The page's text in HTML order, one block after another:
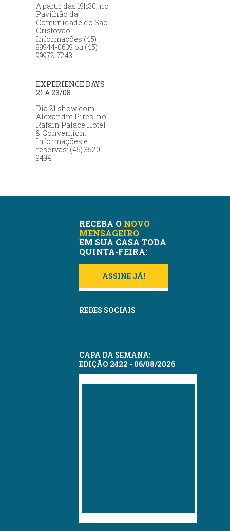
A partir das 19h30, no
Pavilhão da
Comunidade do São
Cristóvão.
Informações (45)
99944-0639 ou (45)
99972-7243
EXPERIENCE DAYS
21 A 23/08
Dia 21 show com
Alexandre Pires, no
Rafain Palace Hotel
& Convention.
Informações e
reservas: (45) 3520-
9494
RECEBA O NOVO
MENSAGEIRO
EM SUA CASA TODA
QUINTA-FEIRA:
ASSINE JÁ!
REDES SOCIAIS
CAPA DA SEMANA:
EDIÇÃO 2422 - 06/08/2026